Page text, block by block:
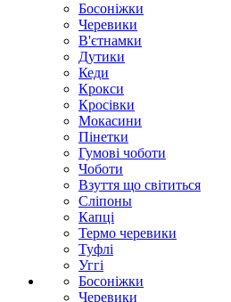
Босоніжки
Черевики
В'єтнамки
Дутики
Кеди
Крокси
Кросівки
Мокасини
Пінетки
Гумові чоботи
Чоботи
Взуття що світиться
Сліпоны
Капці
Термо черевики
Туфлі
Уггі
Босоніжки
Черевики